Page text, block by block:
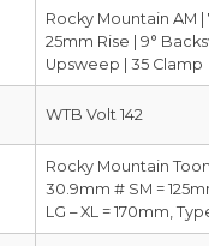
Rocky Mountain AM |
25mm Rise | 9°
Upsweep | 35 Clamp
WTB Volt 142
Rocky Mountain
30.9mm # SM =
LG – XL = 170mm,